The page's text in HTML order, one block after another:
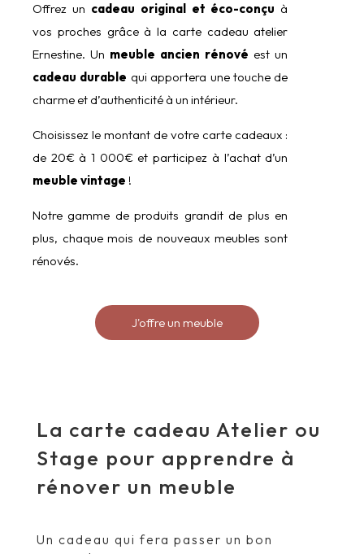
Offrez un cadeau original et éco-conçu à
vos proches grâce à la carte cadeau atelier
Ernestine. Un meuble ancien rénové est un
cadeau durable qui apportera une touche de
charme et d’authenticité à un intérieur.
Choisissez le montant de votre carte cadeaux :
de 20€ à 1 000€ et participez à l’achat d’un
meuble vintage !
Notre gamme de produits grandit de plus en
plus, chaque mois de nouveaux meubles sont
rénovés.
J'offre un meuble
La carte cadeau Atelier ou
Stage pour apprendre à
rénover un meuble
Un cadeau qui fera passer un bon